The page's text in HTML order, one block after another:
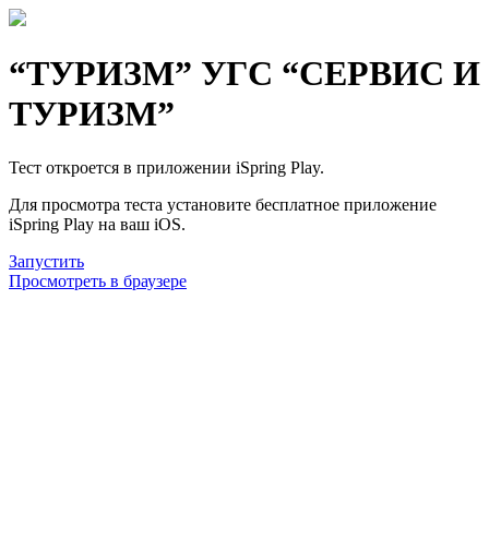
“ТУРИЗМ” УГС “СЕРВИС И
ТУРИЗМ”
Тест откроется в приложении iSpring Play.
Для просмотра теста установите бесплатное приложение
iSpring Play на ваш iOS.
Запустить
Просмотреть в браузере